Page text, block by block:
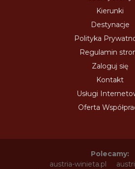
Kierunki
Destynacje
Polityka
Regulamin
Zaloguj się
Kontakt
Usługi
Oferta
Polecamy:
austria-winieta.pl